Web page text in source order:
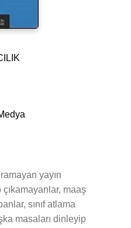
yayın
çıkamayanlar, maaş
sınıf atlama
masaları dinleyip